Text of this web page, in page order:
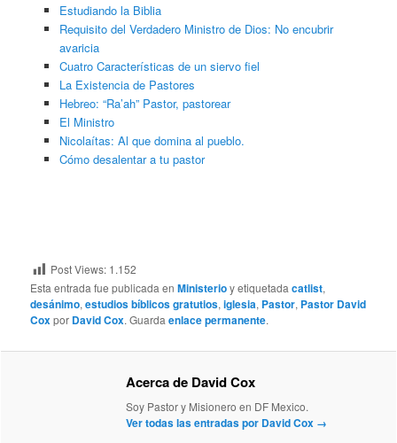
Estudiando la Biblia
Requisito del Verdadero Ministro de Dios: No encubrir
avaricia
Cuatro Características de un siervo fiel
La Existencia de Pastores
Hebreo: “Ra’ah” Pastor, pastorear
El Ministro
Nicolaítas: Al que domina al pueblo.
Cómo desalentar a tu pastor
Post Views: 1.152
Esta entrada fue publicada enMinisterioy etiquetadacatlist,
desánimo,estudios bíblicos gratutios,iglesia, Pastor, Pastor David
Coxpor David Cox. Guardaenlace permanente.
Acerca de David Cox
Soy Pastor y Misionero en DF Mexico.
Ver todas las entradas por David Cox →